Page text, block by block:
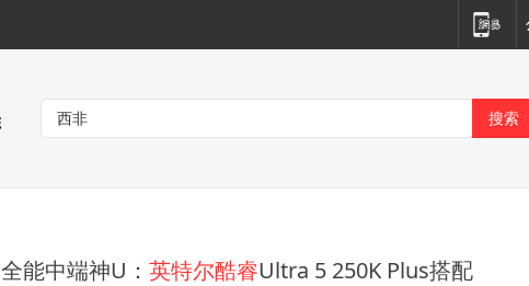
全能中端神U： 英特尔酷睿Ultra 5 250K Plus搭配